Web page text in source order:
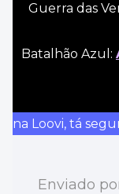
Guerra das
Batalhão Azul:
na Loovi, tá
Enviado